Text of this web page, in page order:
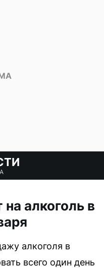
алкоголь в
алкоголя в
всего один день